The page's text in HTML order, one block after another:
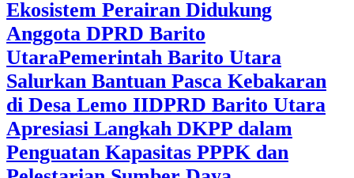
Ekosistem Perairan Didukung
Anggota DPRD Barito
UtaraPemerintah Barito Utara
Salurkan Bantuan Pasca Kebakaran
di Desa Lemo IIDPRD Barito Utara
Apresiasi Langkah DKPP dalam
Penguatan Kapasitas PPPK dan